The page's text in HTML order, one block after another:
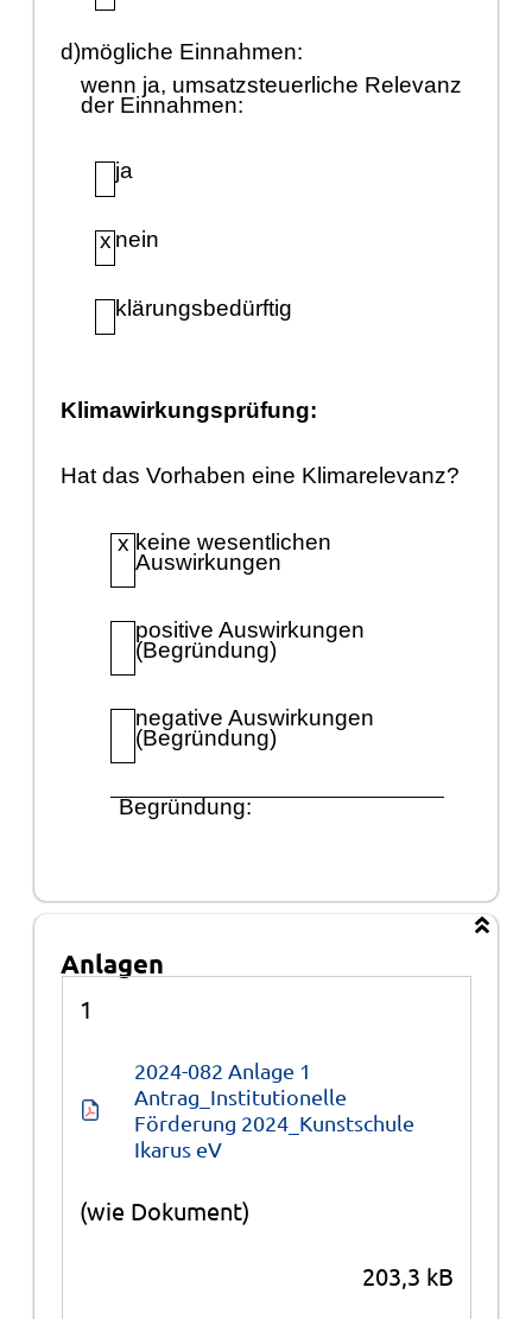
d)mögliche Einnahmen:
wenn ja, umsatzsteuerliche Relevanz
der Einnahmen:
ja
x nein
klärungsbedürftig
Klimawirkungsprüfung:
Hat das Vorhaben eine Klimarelevanz?
x keine wesentlichen
Auswirkungen
positive Auswirkungen
(Begründung)
negative Auswirkungen
(Begründung)
Begründung:
Anlagen
1
2024-082 Anlage 1
Antrag_Institutionelle
Förderung 2024_Kunstschule
Ikarus eV
(wie Dokument)
203,3 kB